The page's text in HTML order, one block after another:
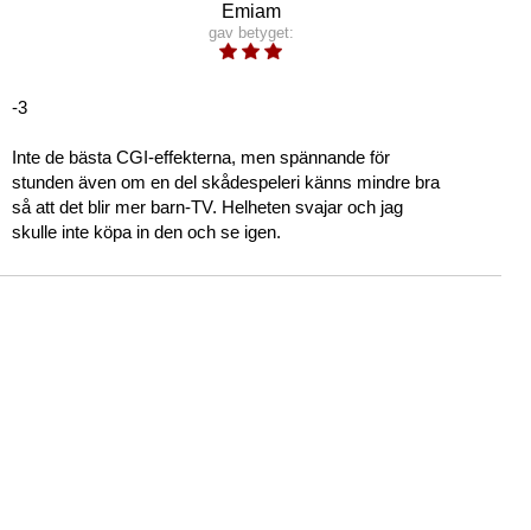
Emiam
gav betyget:
-3
Inte de bästa CGI-effekterna, men spännande för
stunden även om en del skådespeleri känns mindre bra
så att det blir mer barn-TV. Helheten svajar och jag
skulle inte köpa in den och se igen.